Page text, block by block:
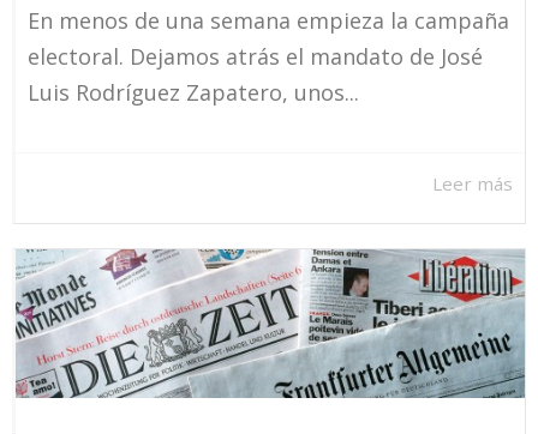
En menos de una semana empieza la campaña
electoral. Dejamos atrás el mandato de José
Luis Rodríguez Zapatero, unos...
Leer más